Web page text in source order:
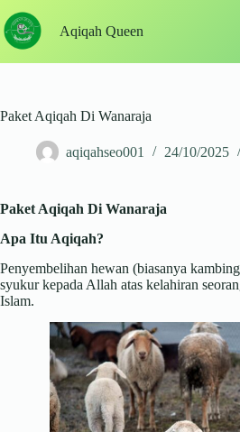
to
content
Aqiqah Queen
Paket Aqiqah Di Wanaraja
aqiqahseo001 24/10/2025
Paket Aqiqah Di Wanaraja
Apa Itu Aqiqah?
Penyembelihan hewan (biasanya
syukur kepada Allah atas kelahiran
Islam.